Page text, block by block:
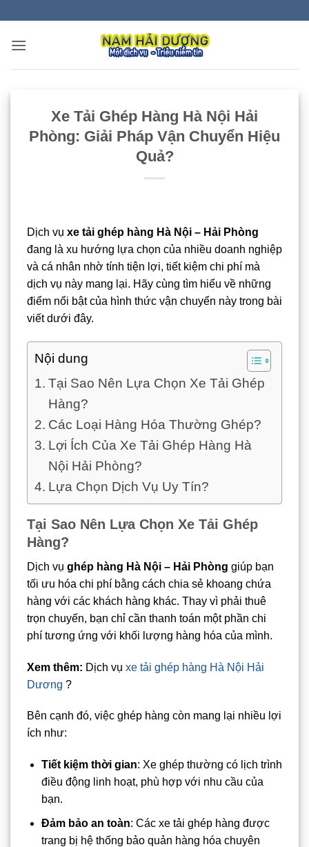
nội
Xe Tải Ghép Hàng Hà Nội Hải
Phòng: Giải Pháp Vận Chuyển Hiệu
Quả?
Dịch vụ xe tải ghép hàng Hà Nội – Hải Phòng
đang là xu hướng lựa chọn của nhiều doanh nghiệp
và cá nhân nhờ tính tiện lợi, tiết kiệm chi phí mà
dịch vụ này mang lại. Hãy cùng tìm hiểu về những
điểm nổi bật của hình thức vận chuyển này trong bài
viết dưới đây.
Nội dung
Tại Sao Nên Lựa Chọn Xe Tải Ghép
Hàng?
Các Loại Hàng Hóa Thường Ghép?
Lợi Ích Của Xe Tải Ghép Hàng Hà
Nội Hải Phòng?
Lựa Chọn Dịch Vụ Uy Tín?
Tại Sao Nên Lựa Chọn Xe Tải Ghép
Hàng?
Dịch vụ ghép hàng Hà Nội – Hải Phòng giúp bạn
tối ưu hóa chi phí bằng cách chia sẻ khoang chứa
hàng với các khách hàng khác. Thay vì phải thuê
trọn chuyến, bạn chỉ cần thanh toán một phần chi
phí tương ứng với khối lượng hàng hóa của mình.
Xem thêm: Dịch vụ xe tải ghép hàng Hà Nội Hải
Dương ?
Bên cạnh đó, việc ghép hàng còn mang lại nhiều lợi
ích như:
Tiết kiệm thời gian: Xe ghép thường có lịch trình
điều động linh hoạt, phù hợp với nhu cầu của
bạn.
Đảm bảo an toàn: Các xe tải ghép hàng được
trang bị hệ thống bảo quản hàng hóa chuyên